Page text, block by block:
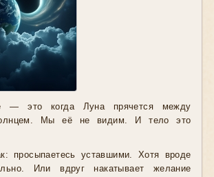
— это когда Луна прячется между
Мы её не видим. И тело это
просыпаетесь уставшими. Хотя вроде
Или вдруг накатывает желание